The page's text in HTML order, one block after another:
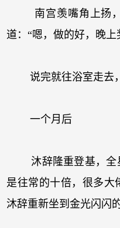
南宫羡嘴角上扬，
道：“嗯，做的好，晚上
说完就往浴室走去，
一个月后
沐辞隆重登基，全
是往常的十倍，很多大
沐辞重新坐到金光闪闪